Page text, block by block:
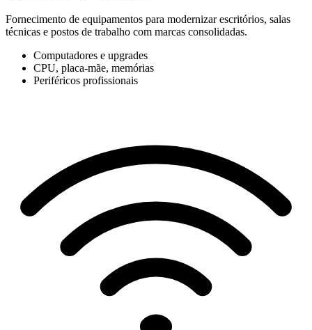
Fornecimento de equipamentos para modernizar escritórios, salas
técnicas e postos de trabalho com marcas consolidadas.
Computadores e upgrades
CPU, placa-mãe, memórias
Periféricos profissionais